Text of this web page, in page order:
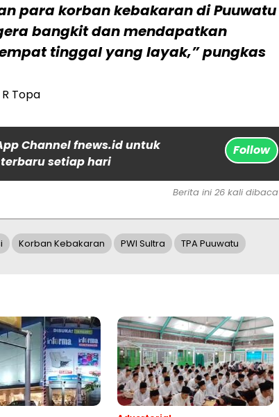
para korban kebakaran di Puuwatu
bangkit dan mendapatkan
tinggal yang layak,” pungkas
Topa
Channel fnews.id untuk
setiap hari
Follow
Berita ini 26 kali dibaca
Korban Kebakaran PWI Sultra TPA Puuwatu